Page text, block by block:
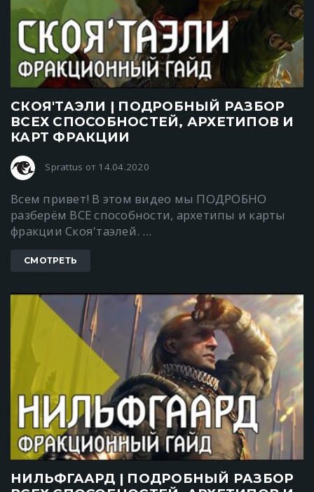
СКОЯ'ТАЭЛИ | ПОДРОБНЫЙ РАЗБОР
ВСЕХ СПОСОБНОСТЕЙ, АРХЕТИПОВ И
КАРТ ФРАКЦИИ
Sprattus от 14.04.2020
Всем привет! В этом видео мы ПОДРОБНО
разберём ВСЕ способности, архетипы и карты
фракции Скоя'таэлей. ...
СМОТРЕТЬ
НИЛЬФГААРД | ПОДРОБНЫЙ РАЗБОР